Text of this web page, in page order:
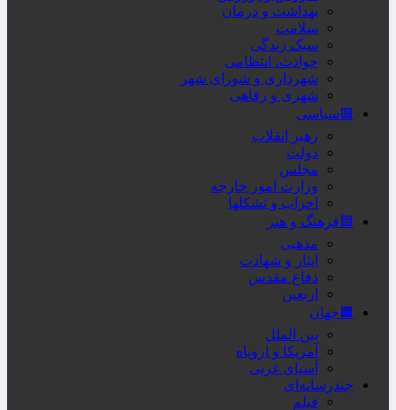
بهداشت و درمان
سلامت
سبک زندگی
حوادث، انتظامی
شهرداری و شورای شهر
شهری و رفاهی
🟥سیاسی
رهبر انقلاب
دولت
مجلس
وزارت امور خارجه
احزاب و تشکلها
🟦فرهنگ و هنر
مذهبی
ایثار و شهادت
دفاع مقدس
اربعین
🟫جهان
بین الملل
آمریکا و اروپاه
آسیای غربی
چندرسانه‌ای
فیلم